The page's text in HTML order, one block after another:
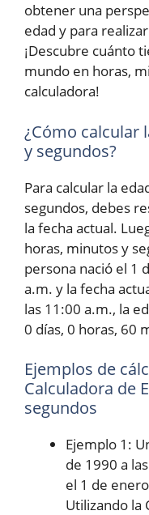
obtener una
edad y para
¡Descubre cuánto
mundo en horas,
calculadora!
¿Cómo calcular
y segundos?
Para calcular la
segundos, debes
la fecha actual.
horas, minutos y
persona nació el 1
a.m. y la fecha
las 11:00 a.m., la
0 días, 0 horas, 60
Ejemplos de
Calculadora de
segundos
Ejemplo 1:
de 1990 a
el 1 de
Utilizando la